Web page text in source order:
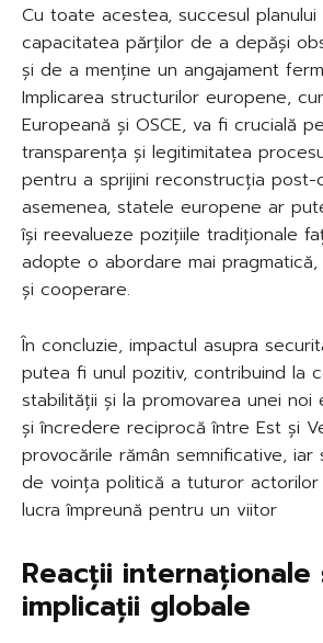
Cu toate acestea, succesul
capacitatea părților de a depăși
și de a menține un angajament
Implicarea structurilor europene,
Europeană și OSCE, va fi crucială
transparența și legitimitatea
pentru a sprijini reconstrucția post-
asemenea, statele europene ar
își reevalueze pozițiile tradiționale
adopte o abordare mai
și cooperare.
În concluzie, impactul asupra
putea fi unul pozitiv, contribuind la
stabilității și la promovarea unei
și încredere reciprocă între Est și
provocările rămân semnificative, iar
de voința politică a tuturor
lucra împreună pentru un viitor
Reacții internaționale
implicații globale